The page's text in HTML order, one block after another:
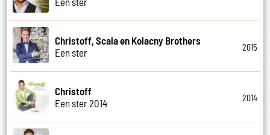
Christoff, Scala en Kolacny Brothers
Een ster
2015
Christoff
Een ster 2014
2014